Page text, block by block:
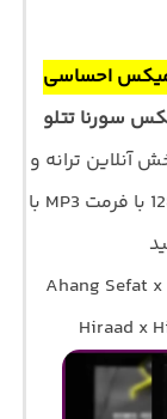
احساسی
سورنا تتلو
آنلاین ترانه و
متن کامل موسیقی با کیفیت اصلی 320 و 128 با فرمت MP3 با
Ahang Sefat
Hiraad x